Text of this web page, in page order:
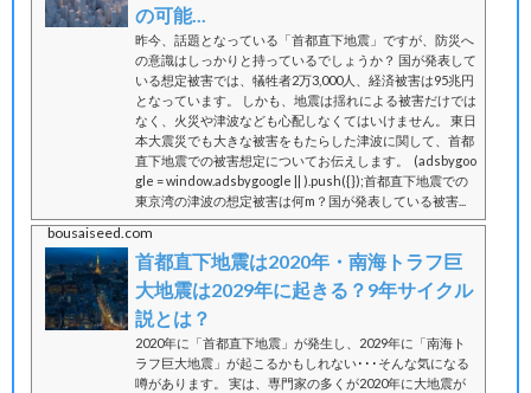
の可能...
昨今、話題となっている「首都直下地震」ですが、防災へ
の意識はしっかりと持っているでしょうか？ 国が発表して
いる想定被害では、犠牲者2万3,000人、経済被害は95兆円
となっています。 しかも、地震は揺れによる被害だけでは
なく、火災や津波なども心配しなくてはいけません。 東日
本大震災でも大きな被害をもたらした津波に関して、首都
直下地震での被害想定についてお伝えします。 (adsbygoo
gle = window.adsbygoogle || ).push({});首都直下地震での
東京湾の津波の想定被害は何m？国が発表している被害...
bousaiseed.com
首都直下地震は2020年・南海トラフ巨
大地震は2029年に起きる？9年サイクル
説とは？
2020年に「首都直下地震」が発生し、2029年に「南海ト
ラフ巨大地震」が起こるかもしれない･･･そんな気になる
噂があります。 実は、専門家の多くが2020年に大地震が